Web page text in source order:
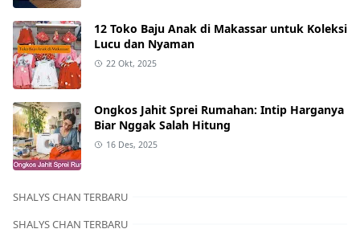
12 Toko Baju Anak di Makassar untuk Koleksi
Lucu dan Nyaman
22 Okt, 2025
Ongkos Jahit Sprei Rumahan: Intip Harganya
Biar Nggak Salah Hitung
16 Des, 2025
SHALYS CHAN TERBARU
SHALYS CHAN TERBARU